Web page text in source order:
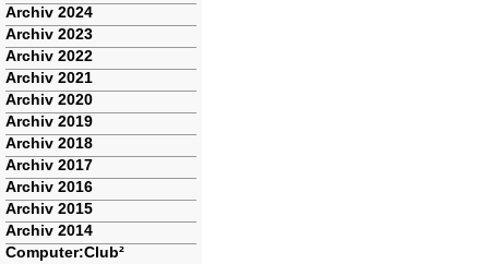
Archiv 2024
Archiv 2023
Archiv 2022
Archiv 2021
Archiv 2020
Archiv 2019
Archiv 2018
Archiv 2017
Archiv 2016
Archiv 2015
Archiv 2014
Computer:Club²